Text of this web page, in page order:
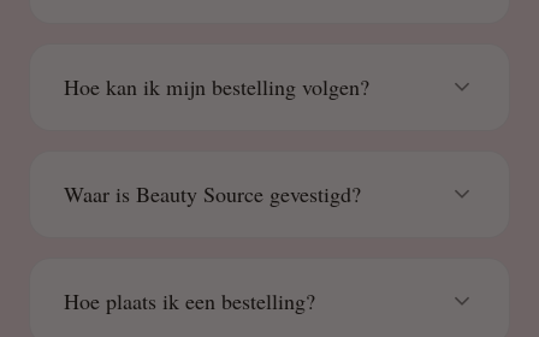
Hoe kan ik mijn bestelling volgen?
Waar is Beauty Source gevestigd?
Hoe plaats ik een bestelling?